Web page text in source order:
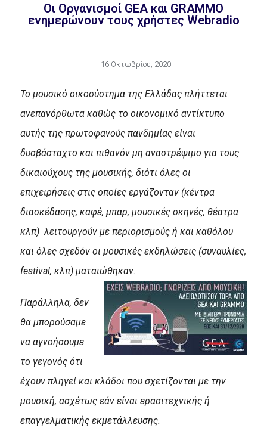
Οι Οργανισμοί GEA και GRAMMO
ενημερώνουν τους χρήστες Webradio
16 Οκτωβρίου, 2020
Το μουσικό οικοσύστημα της Ελλάδας πλήττεται
ανεπανόρθωτα καθώς το οικονομικό αντίκτυπο
αυτής της πρωτοφανούς πανδημίας είναι
δυσβάσταχτο και πιθανόν μη αναστρέψιμο για τους
δικαιούχους της μουσικής, διότι όλες οι
επιχειρήσεις στις οποίες εργάζονταν (κέντρα
διασκέδασης, καφέ, μπαρ, μουσικές σκηνές, θέατρα
κλπ) λειτουργούν με περιορισμούς ή και καθόλου
και όλες σχεδόν οι μουσικές εκδηλώσεις (συναυλίες,
festival, κλπ) ματαιώθηκαν.
Παράλληλα, δεν
θα μπορούσαμε
να αγνοήσουμε
το γεγονός ότι
έχουν πληγεί και κλάδοι που σχετίζονται με την
μουσική, ασχέτως εάν είναι ερασιτεχνικής ή
επαγγελματικής εκμετάλλευσης.